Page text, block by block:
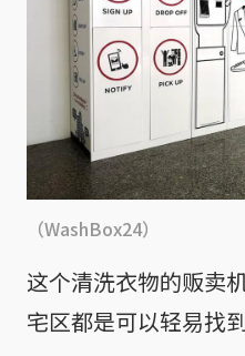
（WashBox24）
这个清洗衣物的贩卖
宅区都是可以轻易找到